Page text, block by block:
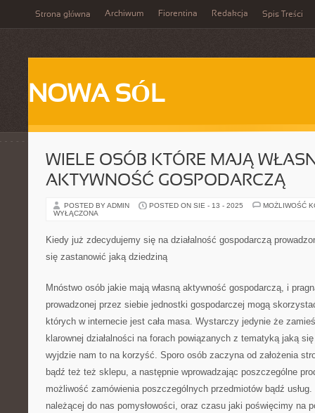
Strona główna Archiwum Fiorentina Redakcja Spis Treści
NOWA SÓL
WIELE OSÓB KTÓRE MAJĄ
AKTYWNOŚĆ GOSPODARCZĄ
POSTED BY ADMIN POSTED ON SIE - 13 - 2025
MOŻLIWOŚĆ
WYŁĄCZONA
Kiedy już zdecydujemy się na działalność gospodarczą
się zastanowić jaką dziedziną
Mnóstwo osób jakie mają własną aktywność gospodarczą, i
prowadzonej przez siebie jednostki gospodarczej mogą
których w internecie jest cała masa. Wystarczy jedynie że
klarownej działalności na forach powiązanych z tematyką jaką
wyjdzie nam to na korzyść. Sporo osób zaczyna od założenia
bądź też też sklepu, a następnie wprowadzając poszczególne
możliwość zamówienia poszczególnych przedmiotów bądź
należącej do nas pomysłowości, oraz czasu jaki poświęcimy na